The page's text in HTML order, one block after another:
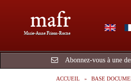
mafr
Marie-Anne Frison-Roche
Abonnez-vous à une
ACCUEIL BASE